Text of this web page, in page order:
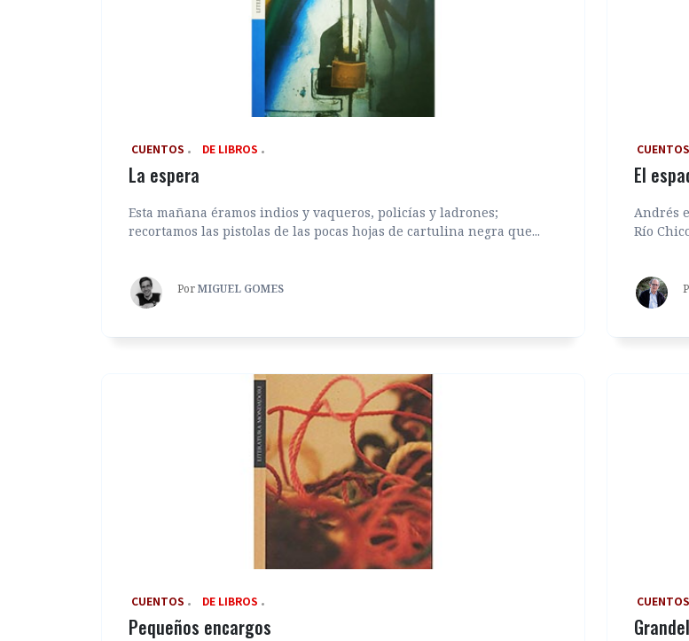
‎ CUENTOS DE LIBROS
La espera
Esta mañana éramos indios y vaqueros, policías y ladrones;
recortamos las pistolas de las pocas hojas de cartulina negra que...
PorMIGUEL GOMES
‎ CUENTOS
El
Andrés
Río
‎ CUENTOS DE LIBROS
Pequeños encargos
‎ CUENTOS